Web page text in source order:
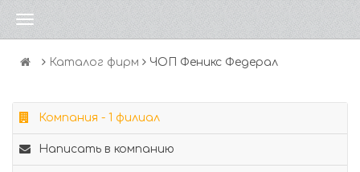
Каталог фирм ЧОП Феникс Федерал
Компания - 1 филиал
Написать в компанию